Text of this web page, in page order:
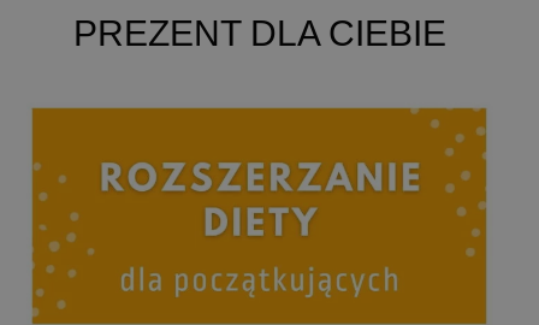
PREZENT DLA CIEBIE